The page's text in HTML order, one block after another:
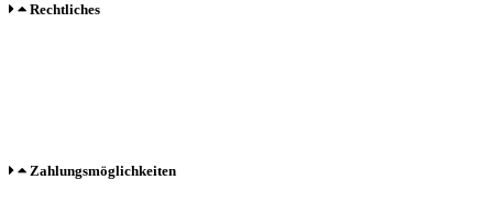
Rechtliches
Zahlungsmöglichkeiten